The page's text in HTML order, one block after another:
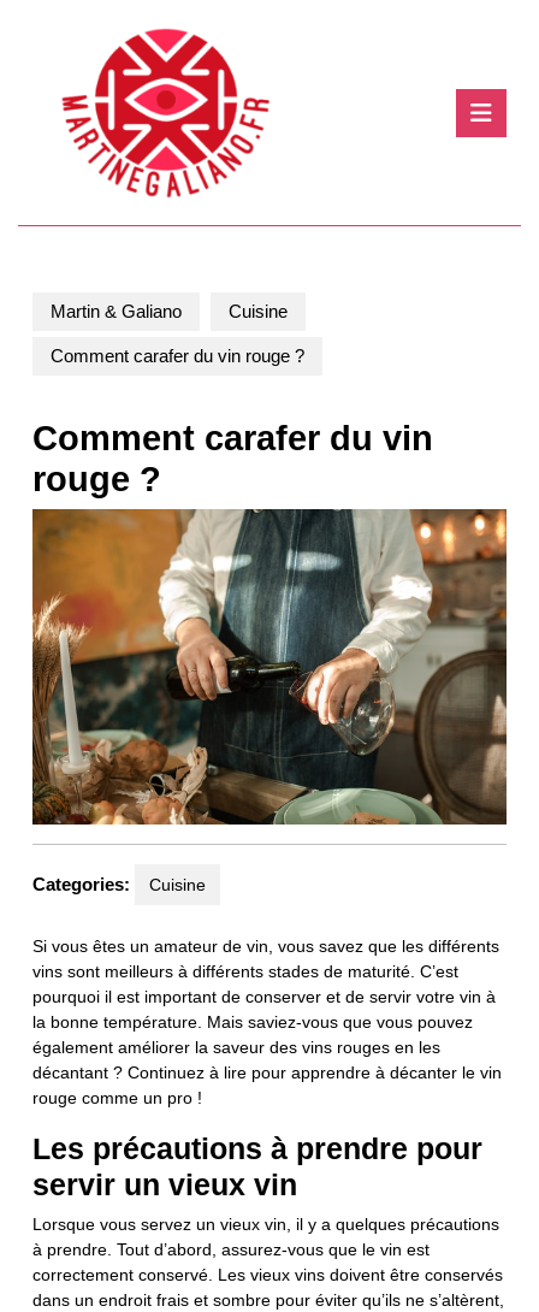
Martin & Galiano Cuisine
Comment carafer du vin rouge ?
Comment carafer du vin
rouge ?
Categories: Cuisine
Si vous êtes un amateur de vin, vous savez que les différents
vins sont meilleurs à différents stades de maturité. C’est
pourquoi il est important de conserver et de servir votre vin à
la bonne température. Mais saviez-vous que vous pouvez
également améliorer la saveur des vins rouges en les
décantant ? Continuez à lire pour apprendre à décanter le vin
rouge comme un pro !
Les précautions à prendre pour
servir un vieux vin
Lorsque vous servez un vieux vin, il y a quelques précautions
à prendre. Tout d’abord, assurez-vous que le vin est
correctement conservé. Les vieux vins doivent être conservés
dans un endroit frais et sombre pour éviter qu’ils ne s’altèrent,